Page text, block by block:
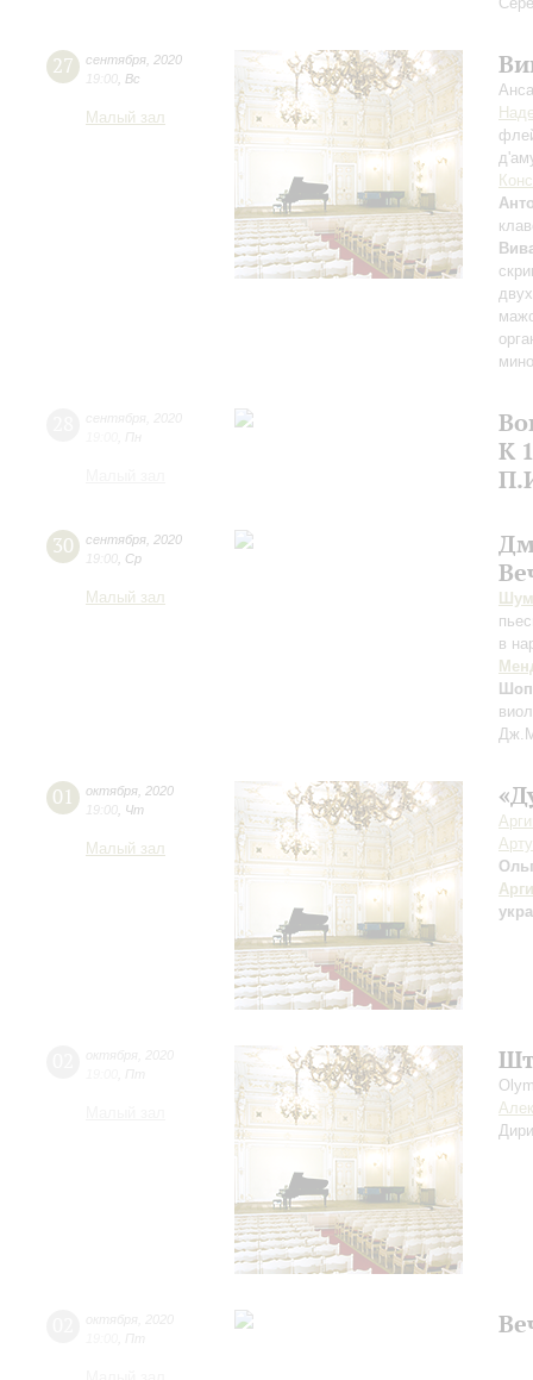
27 сентября 2020
19:00 Вс
Малый зал
К
30 сентября 2020
19:00 Ср
Малый зал
в
01 октября 2020
19:00 Чт
Малый зал